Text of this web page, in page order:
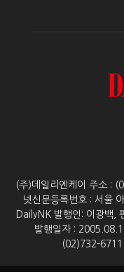
(주)데일리엔케이 주소 :
넷신문등록번호 : 서울
DailyNK 발행인: 이광백,
발행일자 :
(02)732-